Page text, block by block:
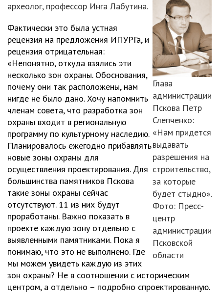
Глава
администрации
Пскова Петр
Слепченко:
«Нам придется
выдавать
разрешения на
строительство,
за которые
будет стыдно».
Фото: Пресс-
центр
администрации
Псковской
области
археолог, профессор Инга Лабутина.
Фактически это была устная
рецензия на предложения ИПУРГа, и
рецензия отрицательная:
«Непонятно, откуда взялись эти
несколько зон охраны. Обоснования,
почему они так расположены, нам
нигде не было дано. Хочу напомнить
членам совета, что разработка зон
охраны входит в региональную
программу по культурному наследию.
Планировалось ежегодно прибавлять
новые зоны охраны для
осуществления проектирования. Для
большинства памятников Пскова
такие зоны охраны сейчас
отсутствуют. 11 из них будут
проработаны. Важно показать в
проекте каждую зону отдельно с
выявленными памятниками. Пока я
понимаю, что это не выполнено. Где
мы можем увидеть каждую из этих
зон охраны? Не в соотношении с историческим
центром, а отдельно – подробно спроектированную.